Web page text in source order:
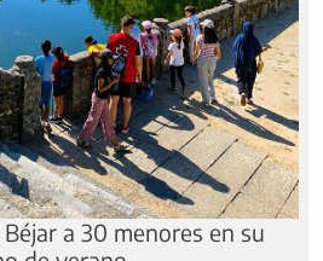
a 30 menores en su